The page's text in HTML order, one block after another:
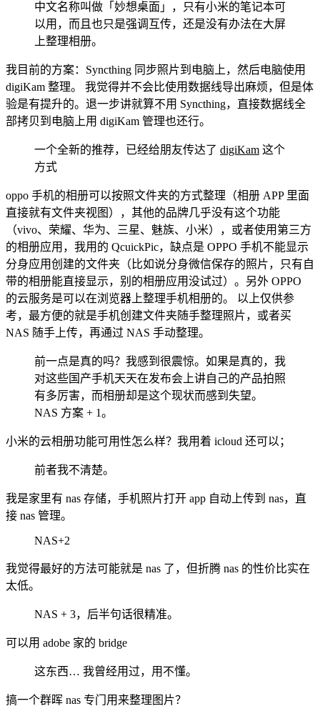
中文名称叫做「妙想桌面」，只有小米的笔记本可
以用，而且也只是强调互传，还是没有办法在大屏
上整理相册。
我目前的方案：Syncthing 同步照片到电脑上，然后电脑使用
digiKam 整理。 我觉得并不会比使用数据线导出麻烦，但是体
验是有提升的。退一步讲就算不用 Syncthing，直接数据线全
部拷贝到电脑上用 digiKam 管理也还行。
一个全新的推荐，已经给朋友传达了 digiKam 这个
方式
oppo 手机的相册可以按照文件夹的方式整理（相册 APP 里面
直接就有文件夹视图），其他的品牌几乎没有这个功能
（vivo、荣耀、华为、三星、魅族、小米），或者使用第三方
的相册应用，我用的 QcuickPic，缺点是 OPPO 手机不能显示
分身应用创建的文件夹（比如说分身微信保存的照片，只有自
带的相册能直接显示，别的相册应用没试过）。另外 OPPO
的云服务是可以在浏览器上整理手机相册的。 以上仅供参
考，最方便的就是手机创建文件夹随手整理照片，或者买
NAS 随手上传，再通过 NAS 手动整理。
前一点是真的吗？我感到很震惊。如果是真的，我
对这些国产手机天天在发布会上讲自己的产品拍照
有多厉害，而相册却是这个现状而感到失望。
NAS 方案 + 1。
小米的云相册功能可用性怎么样？我用着 icloud 还可以；
前者我不清楚。
我是家里有 nas 存储，手机照片打开 app 自动上传到 nas，直
接 nas 管理。
NAS+2
我觉得最好的方法可能就是 nas 了，但折腾 nas 的性价比实在
太低。
NAS + 3，后半句话很精准。
可以用 adobe 家的 bridge
这东西… 我曾经用过，用不懂。
搞一个群晖 nas 专门用来整理图片？